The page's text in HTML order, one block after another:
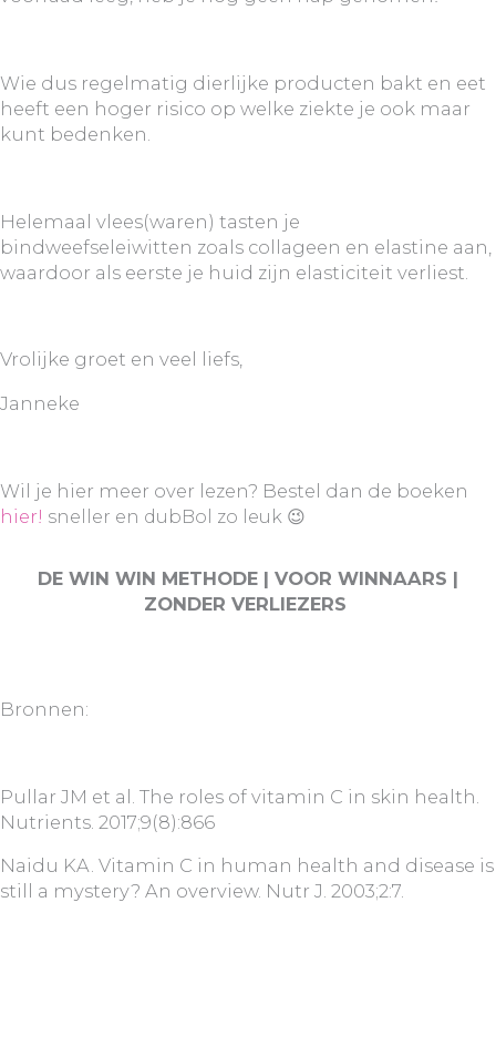
Wie dus regelmatig dierlijke producten bakt en eet
heeft een hoger risico op welke ziekte je ook maar
kunt bedenken.
Helemaal vlees(waren) tasten je
bindweefseleiwitten zoals collageen en elastine aan,
waardoor als eerste je huid zijn elasticiteit verliest.
Vrolijke groet en veel liefs,
Janneke
Wil je hier meer over lezen? Bestel dan de boeken
hier! sneller en dubBol zo leuk 😉
DE WIN WIN METHODE | VOOR WINNAARS |
ZONDER VERLIEZERS
Bronnen:
Pullar JM et al. The roles of vitamin C in skin health.
Nutrients. 2017;9(8):866
Naidu KA. Vitamin C in human health and disease is
still a mystery? An overview. Nutr J. 2003;2:7.